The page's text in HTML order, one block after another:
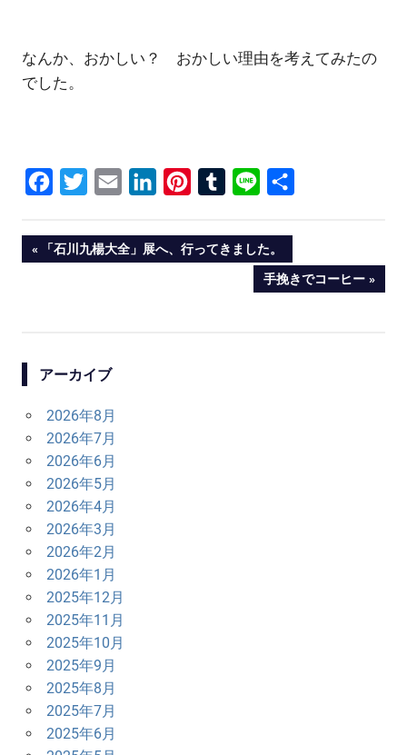
なんか、おかしい？ おかしい理由を考えてみたの
でした。
Facebook
Twitter Email LinkedInPinterestTumblr Line
投
ゲ
ー
シ
ョ
ン
PREVIOUS
「石川九楊大全」展へ、行ってきました。
NEXT
手挽きでコーヒー
アーカイブ
2026年8月
2026年7月
2026年6月
2026年5月
2026年4月
2026年3月
2026年2月
2026年1月
2025年12月
2025年11月
2025年10月
2025年9月
2025年8月
2025年7月
2025年6月